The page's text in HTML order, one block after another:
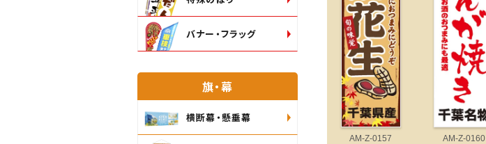
AM-Z-0157
AM-Z-0160
バナー・フラッグ
旗・幕
横断幕・懸垂幕